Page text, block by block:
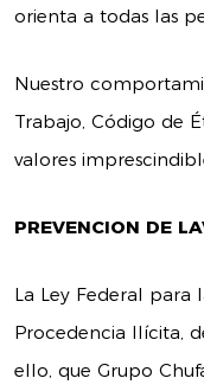
orienta a todas las
Nuestro
Trabajo, Código de
valores
PREVENCION DE
La Ley Federal para
Procedencia Ilícita,
ello, que Grupo